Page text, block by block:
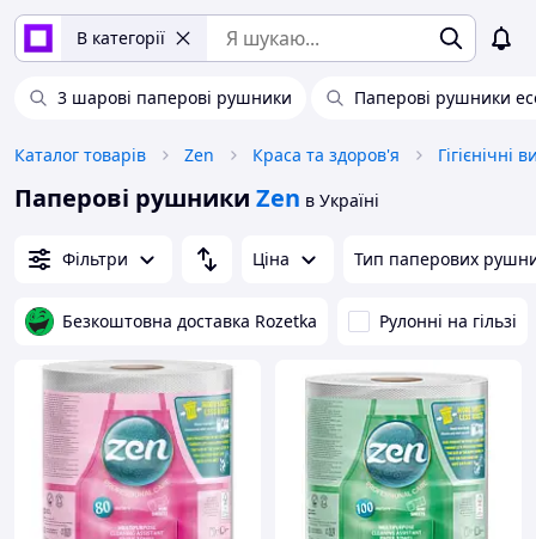
В категорії
3 шарові паперові рушники Паперові рушники
Каталог товарів Zen Краса та здоров'я Гігієнічні
Паперові рушники Zen в Україні
Фільтри Ціна Тип паперових
Безкоштовна доставка Rozetka Рулонні на гільзі